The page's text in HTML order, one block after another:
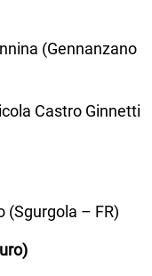
(Gennanzano
Castro Ginnetti
(Sgurgola – FR)